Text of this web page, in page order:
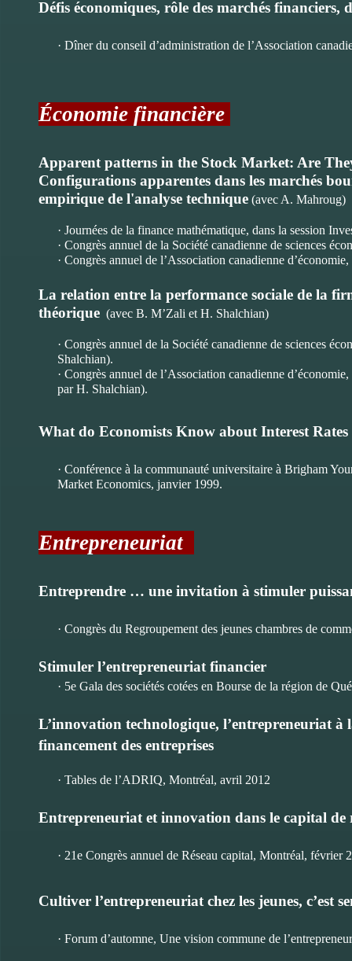
Défis économiques, rôle des marchés
· Dîner du conseil d’administration de l’Association
Économie financière
Apparent patterns in the Stock Market: Are
Configurations apparentes dans les marchés
empirique de l'analyse technique (avec A. Mahroug)
· Journées de la finance mathématique, dans la session
· Congrès annuel de la Société canadienne de sciences
· Congrès annuel de l’Association canadienne
La relation entre la performance sociale de la
théorique (avec B. M’Zali et H. Shalchian)
· Congrès annuel de la Société canadienne de sciences
Shalchian).
· Congrès annuel de l’Association canadienne
par H. Shalchian).
What do Economists Know about Interest
· Conférence à la communauté universitaire à Brigham
Market Economics, janvier 1999.
Entrepreneuriat
Entreprendre … une invitation à stimuler
· Congrès du Regroupement des jeunes chambres de
Stimuler l’entrepreneuriat financier
· 5e Gala des sociétés cotées en Bourse de la région de
L’innovation technologique, l’entrepreneuriat
financement des entreprises
· Tables de l’ADRIQ, Montréal, avril 2012
Entrepreneuriat et innovation dans le capital de
· 21e Congrès annuel de Réseau capital, Montréal, février
Cultiver l’entrepreneuriat chez les jeunes, c’est
· Forum d’automne, Une vision commune de